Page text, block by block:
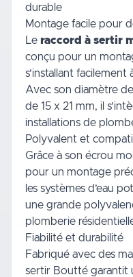
durable
Montage facile pour
Le raccord à sertir
conçu pour un
s’installant facilement
Avec son diamètre
de 15 x 21 mm, il
installations de
Polyvalent et
Grâce à son écrou
pour un montage
les systèmes d’eau
une grande
plomberie
Fiabilité et durabilité
Fabriqué avec des
sertir Boutté garantit